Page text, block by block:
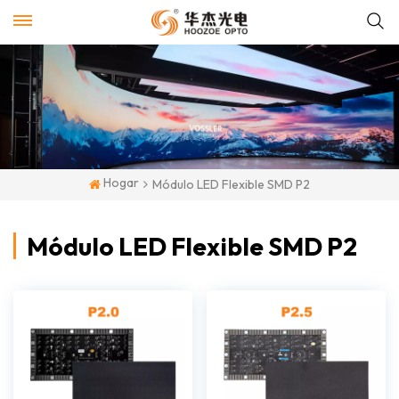
Hogar Módulo LED Flexible SMD P2
Módulo LED Flexible SMD P2